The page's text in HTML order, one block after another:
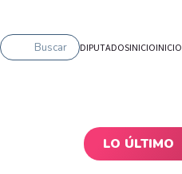
Buscar DIPUTADOSINICIOINICIO
LO ÚLTIMO